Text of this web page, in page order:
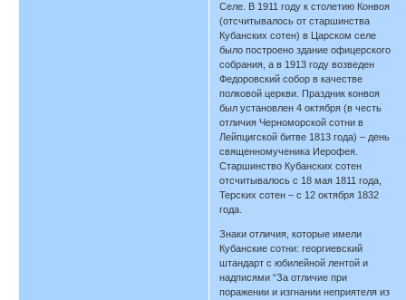
Селе. В 1911 году к столетию Конвоя
(отсчитывалось от старшинства
Кубанских сотен) в Царском селе
было построено здание офицерского
собрания, а в 1913 году возведен
Федоровский собор в качестве
полковой церкви. Праздник конвоя
был установлен 4 октября (в честь
отличия Черноморской сотни в
Лейпцигской битве 1813 года) – день
священномученика Иерофея.
Старшинство Кубанских сотен
отсчитывалось с 18 мая 1811 года,
Терских сотен – с 12 октября 1832
года.
Знаки отличия, которые имели
Кубанские сотни: георгиевский
штандарт с юбилейной лентой и
надписями “За отличие при
поражении и изгнании неприятеля из